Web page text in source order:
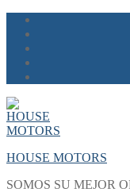
Skip
content
Menu
Close
HOUSE MOTORS
SOMOS SU MEJOR